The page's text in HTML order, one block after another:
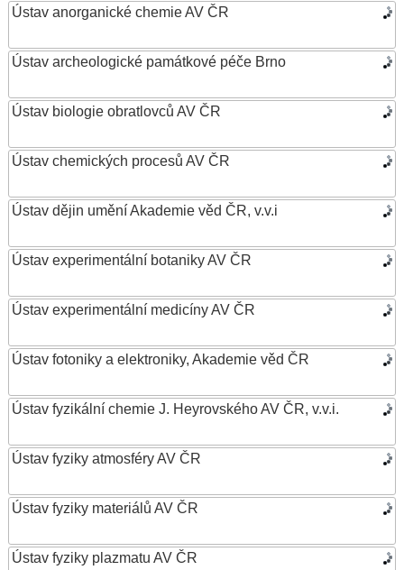
Ústav anorganické chemie AV ČR
Ústav archeologické památkové péče Brno
Ústav biologie obratlovců AV ČR
Ústav chemických procesů AV ČR
Ústav dějin umění Akademie věd ČR, v.v.i
Ústav experimentální botaniky AV ČR
Ústav experimentální medicíny AV ČR
Ústav fotoniky a elektroniky, Akademie věd ČR
Ústav fyzikální chemie J. Heyrovského AV ČR, v.v.i.
Ústav fyziky atmosféry AV ČR
Ústav fyziky materiálů AV ČR
Ústav fyziky plazmatu AV ČR